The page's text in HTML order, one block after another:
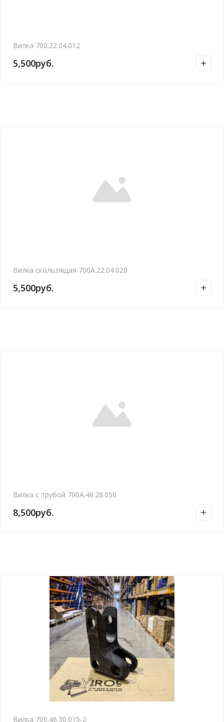
Вилка 700.22.04.012
5,500руб.
Вилка скользящая 700А.22.04.020
5,500руб.
Вилка с трубой 700А.46.28.050
8,500руб.
Вилка 700.46.30.015-2